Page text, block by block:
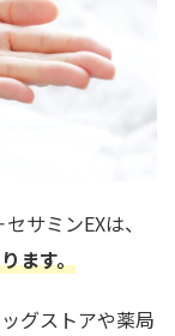
サミンEXは、
ます。
グストアや薬局